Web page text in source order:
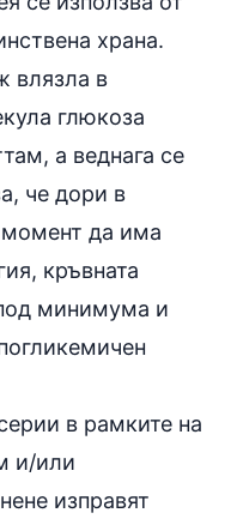
храна.
влязла в
глюкоза
а веднага се
че дори в
да има
кръвната
минимума и
в рамките на
и/или
изправят